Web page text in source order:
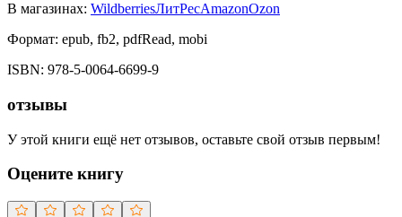
В магазинах: WildberriesЛитРесAmazonOzon
Формат: epub, fb2, pdfRead, mobi
ISBN: 978-5-0064-6699-9
отзывы
У этой книги ещё нет отзывов, оставьте свой отзыв первым!
Оцените книгу